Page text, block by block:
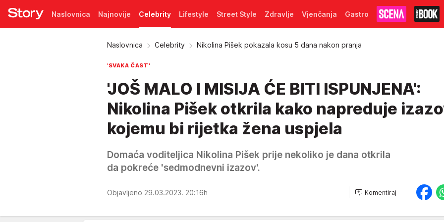
Naslovnica Najnovije Celebrity Lifestyle Street Style Zdravlje Vjenčanja Gastro
Naslovnica Celebrity Nikolina Pišek pokazala kosu 5 dana nakon pranja
'SVAKA ČAST'
'JOŠ MALO I MISIJA ĆE BITI ISPUNJENA':
Nikolina Pišek otkrila kako napreduje
kojemu bi rijetka žena uspjela
Domaća voditeljica Nikolina Pišek prije nekoliko je dana otkrila
da pokreće 'sedmodnevni izazov'.
Objavljeno 29.03.2023. 20:16h Komentiraj